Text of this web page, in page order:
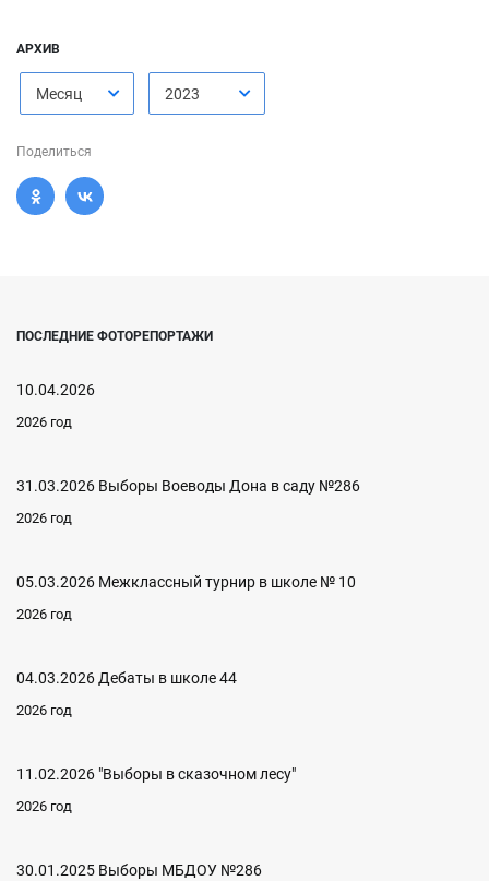
АРХИВ
Месяц 2023
Поделиться
ПОСЛЕДНИЕ ФОТОРЕПОРТАЖИ
10.04.2026
2026 год
31.03.2026 Выборы Воеводы Дона в саду №286
2026 год
05.03.2026 Межклассный турнир в школе № 10
2026 год
04.03.2026 Дебаты в школе 44
2026 год
11.02.2026 "Выборы в сказочном лесу"
2026 год
30.01.2025 Выборы МБДОУ №286